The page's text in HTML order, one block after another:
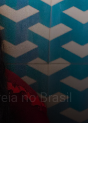
no Brasil